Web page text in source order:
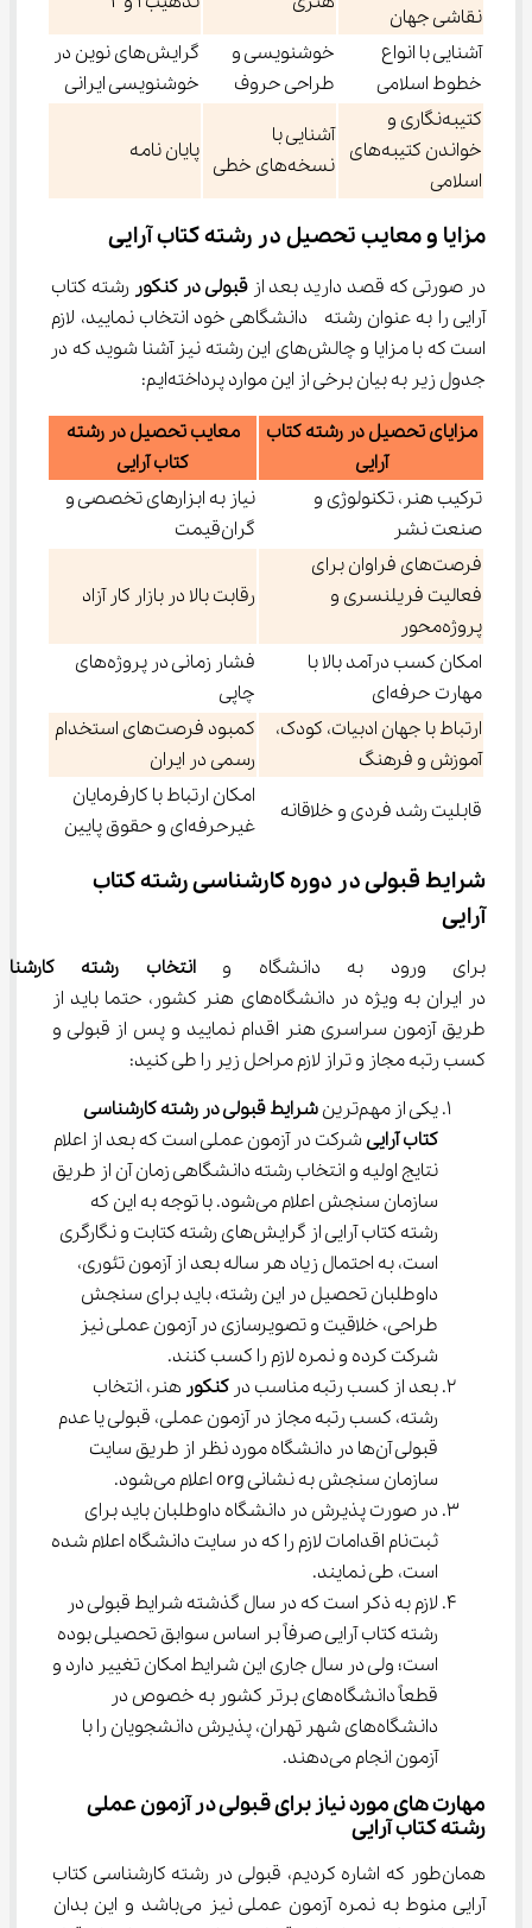
نقاشی جهان
آشنایی با انواع
خطوط اسلامی
خوشنویسی و
طراحی حروف
گرایش‌های نوین در
خوشنویسی ایرانی
کتیبه‌نگاری و
خواندن کتیبه‌های
اسلامی
آشنایی با
نسخه‌های خطی
پایان نامه
مزایا و معایب تحصیل در رشته کتاب آرایی
در صورتی که قصد دارید بعد از قبولی در کنکور رشته کتاب
آرایی را به عنوان رشته  دانشگاهی خود انتخاب نمایید، لازم
است که با مزایا و چالش‌های این رشته نیز آشنا شوید که در
جدول زیر به بیان برخی از این موارد پرداخته‌ایم:
مزایای تحصیل در رشته کتاب
آرایی
معایب تحصیل در رشته
کتاب آرایی
ترکیب هنر، تکنولوژی و
صنعت نشر
نیاز به ابزارهای تخصصی و
گران‌قیمت
فرصت‌های فراوان برای
فعالیت فریلنسری و
پروژه‌محور
رقابت بالا در بازار کار آزاد
امکان کسب درآمد بالا با
مهارت حرفه‌ای
فشار زمانی در پروژه‌های
چاپی
ارتباط با جهان ادبیات، کودک،
آموزش و فرهنگ
کمبود فرصت‌های استخدام
رسمی در ایران
قابلیت رشد فردی و خلاقانه
امکان ارتباط با کارفرمایان
غیرحرفه‌ای و حقوق پایین
شرایط قبولی در دوره کارشناسی رشته کتاب
آرایی
برای ورود به دانشگاه و انتخاب
رشته
در ایران به ویژه در دانشگاه‌های هنر کشور، حتما باید از
طریق آزمون سراسری هنر اقدام نمایید و پس از قبولی و
کسب رتبه مجاز و تراز لازم مراحل زیر را طی کنید:
یکی از مهم‌ترین
شرایط قبولی در رشته کارشناسی
کتاب آرایی شرکت در آزمون عملی است که بعد از اعلام
نتایج اولیه و انتخاب رشته دانشگاهی زمان آن از طریق
سازمان سنجش اعلام می‌شود. با توجه به این که
رشته کتاب آرایی از گرایش‌های رشته کتابت و نگارگری
است، به احتمال زیاد هر ساله بعد از آزمون تئوری،
داوطلبان تحصیل در این رشته، باید برای سنجش
طراحی، خلاقیت و تصویرسازی در آزمون عملی نیز
شرکت کرده و نمره لازم را کسب کنند.
بعد از کسب رتبه مناسب در کنکور هنر، انتخاب
رشته، کسب رتبه مجاز در آزمون عملی، قبولی یا عدم
قبولی آن‌ها در دانشگاه مورد نظر از طریق سایت
سازمان سنجش به نشانی org اعلام می‌شود.
در صورت پذیرش در دانشگاه داوطلبان باید برای
ثبت‌نام اقدامات لازم را که در سایت دانشگاه اعلام شده
است، طی نمایند.
لازم به ذکر است که در سال گذشته شرایط قبولی در
رشته کتاب آرایی صرفاً بر اساس سوابق تحصیلی بوده
است؛ ولی در سال جاری این شرایط امکان تغییر دارد و
قطعاً دانشگاه‌های برتر کشور به خصوص در
دانشگاه‌های شهر تهران، پذیرش دانشجویان را با
آزمون انجام می‌دهند.
مهارت های مورد نیاز برای قبولی در آزمون عملی
رشته کتاب آرایی
همان‌طور که اشاره کردیم، قبولی در رشته کارشناسی کتاب
آرایی منوط به نمره آزمون عملی نیز می‌باشد و این بدان